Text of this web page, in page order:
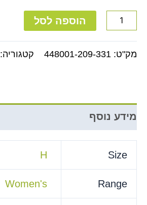
הוספה לסל
מק"ט: 448001-209-331 קטגוריה:
מידע נוסף
Size
H
Range
Women's